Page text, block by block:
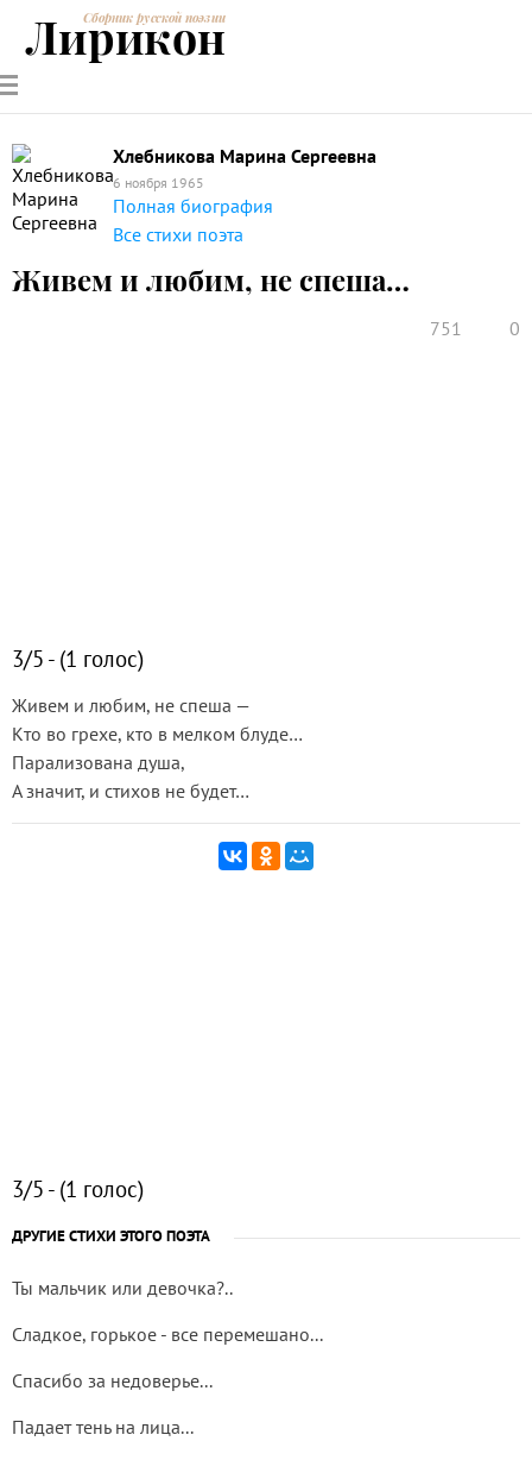
РУССКИЕ
ПОЭТЫ
СОВРЕМЕННИКИЭНЦИКЛОПЕДИЯ
ПОЭЗИИ
Сборник русской поэзии
Лирикон
Хлебникова Марина Сергеевна
6 ноября 1965
Полная биография
Все стихи поэта
Живем и любим, не спеша…
751 0
3/5 - (1 голос)
Живем и любим, не спеша —
Кто во грехе, кто в мелком блуде…
Парализована душа,
А значит, и стихов не будет…
3/5 - (1 голос)
ДРУГИЕ СТИХИ ЭТОГО ПОЭТА
Ты мальчик или девочка?..
Сладкое, горькое - все перемешано...
Спасибо за недоверье...
Падает тень на лица...